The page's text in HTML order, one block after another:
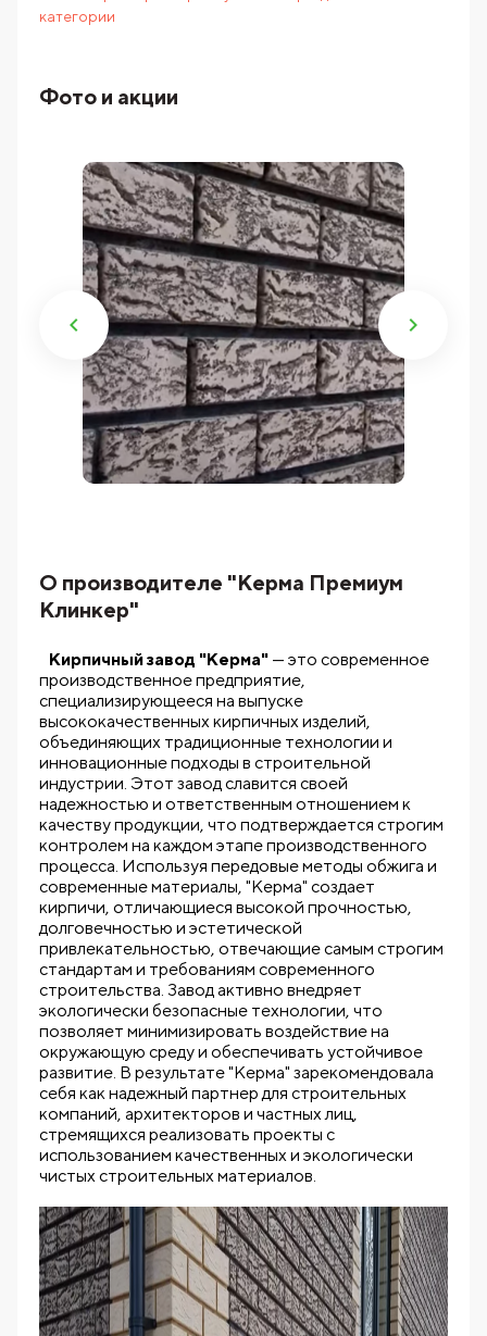
категории
Фото и акции
О производителе "Керма Премиум
Клинкер"
Кирпичный завод "Керма" — это современное
производственное предприятие,
специализирующееся на выпуске
высококачественных кирпичных изделий,
объединяющих традиционные технологии и
инновационные подходы в строительной
индустрии. Этот завод славится своей
надежностью и ответственным отношением к
качеству продукции, что подтверждается строгим
контролем на каждом этапе производственного
процесса. Используя передовые методы обжига и
современные материалы, "Керма" создает
кирпичи, отличающиеся высокой прочностью,
долговечностью и эстетической
привлекательностью, отвечающие самым строгим
стандартам и требованиям современного
строительства. Завод активно внедряет
экологически безопасные технологии, что
позволяет минимизировать воздействие на
окружающую среду и обеспечивать устойчивое
развитие. В результате "Керма" зарекомендовала
себя как надежный партнер для строительных
компаний, архитекторов и частных лиц,
стремящихся реализовать проекты с
использованием качественных и экологически
чистых строительных материалов.